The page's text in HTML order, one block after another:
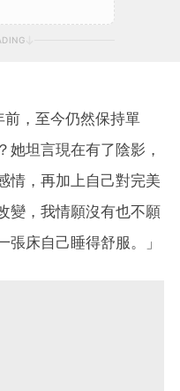
，至今仍然保持單
她坦言現在有了陰影，
情，再加上自己對完美
變，我情願沒有也不願
床自己睡得舒服。」